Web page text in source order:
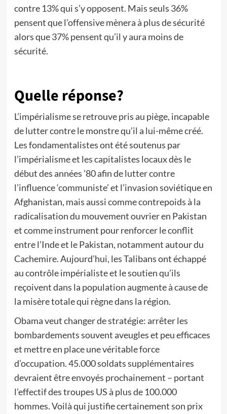
contre 13% qui s’y opposent. Mais seuls 36%
pensent que l’offensive mènera à plus de sécurité
alors que 37% pensent qu’il y aura moins de
sécurité.
Quelle réponse?
L’impérialisme se retrouve pris au piège, incapable
de lutter contre le monstre qu’il a lui-même créé.
Les fondamentalistes ont été soutenus par
l’impérialisme et les capitalistes locaux dès le
début des années ’80 afin de lutter contre
l’influence ‘communiste’ et l’invasion soviétique en
Afghanistan, mais aussi comme contrepoids à la
radicalisation du mouvement ouvrier en Pakistan
et comme instrument pour renforcer le conflit
entre l’Inde et le Pakistan, notamment autour du
Cachemire. Aujourd’hui, les Talibans ont échappé
au contrôle impérialiste et le soutien qu’ils
reçoivent dans la population augmente à cause de
la misère totale qui règne dans la région.
Obama veut changer de stratégie: arrêter les
bombardements souvent aveugles et peu efficaces
et mettre en place une véritable force
d’occupation. 45.000 soldats supplémentaires
devraient être envoyés prochainement – portant
l’effectif des troupes US à plus de 100.000
hommes. Voilà qui justifie certainement son prix